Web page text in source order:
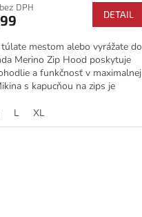
DPH
DETAIL
túlate mestom alebo vyrážate do
Merino Zip Hood poskytuje
a funkčnosť v maximalnej
s kapucňou na zips je
L XL